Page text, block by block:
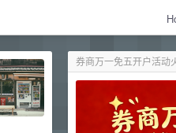
券商万一免五开户活动